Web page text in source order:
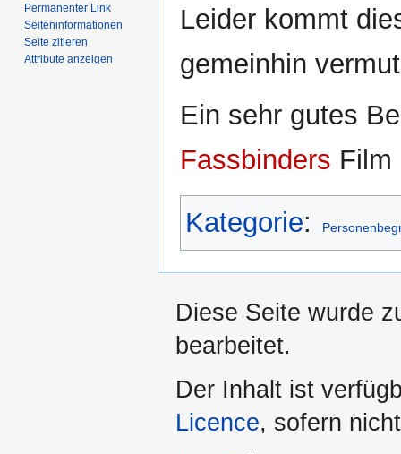
Leider kommt
gemeinhin
Ein sehr gutes
Fassbinders Film
Kategorie:
Permanenter Link
Seiten­­informationen
Seite zitieren
Attribute anzeigen
Diese Seite wurde
bearbeitet.
Der Inhalt ist
Licence, sofern